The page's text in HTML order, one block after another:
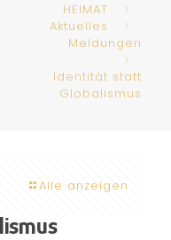
HEIMAT
Aktuelles
Meldungen
Identität statt
Globalismus
Alle anzeigen